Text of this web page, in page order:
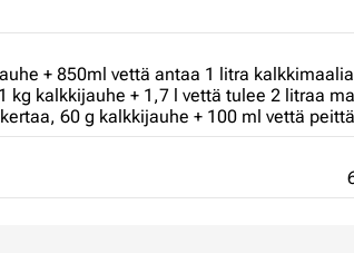
+ 850ml vettä antaa 1 litra
1 kg kalkkijauhe + 1,7 l vettä tulee 2 litraa
60 g kalkkijauhe + 100 ml vettä